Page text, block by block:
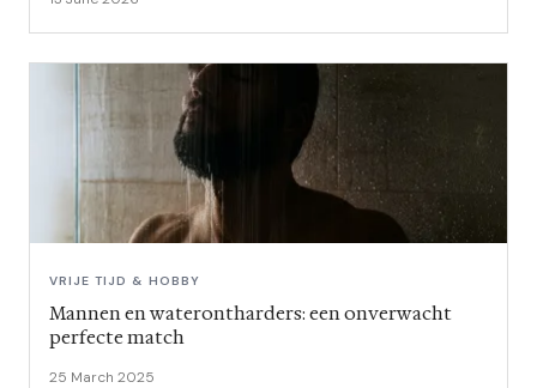
VRIJE TIJD & HOBBY
Mannen en waterontharders: een onverwacht
perfecte match
25 March 2025